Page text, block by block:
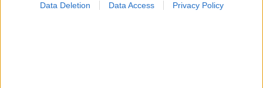
Data Deletion Data Access Privacy Policy